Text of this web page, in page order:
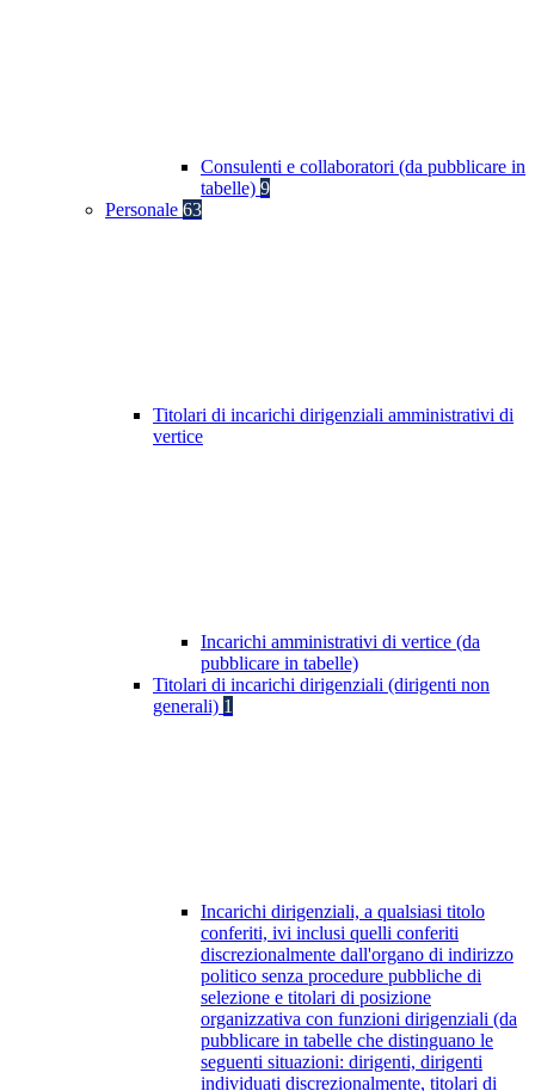
Consulenti e collaboratori (da pubblicare in
tabelle) 9
Personale 63
Titolari di incarichi dirigenziali amministrativi di
vertice
Incarichi amministrativi di vertice (da
pubblicare in tabelle)
Titolari di incarichi dirigenziali (dirigenti non
generali) 1
Incarichi dirigenziali, a qualsiasi titolo
conferiti, ivi inclusi quelli conferiti
discrezionalmente dall'organo di indirizzo
politico senza procedure pubbliche di
selezione e titolari di posizione
organizzativa con funzioni dirigenziali (da
pubblicare in tabelle che distinguano le
seguenti situazioni: dirigenti, dirigenti
individuati discrezionalmente, titolari di